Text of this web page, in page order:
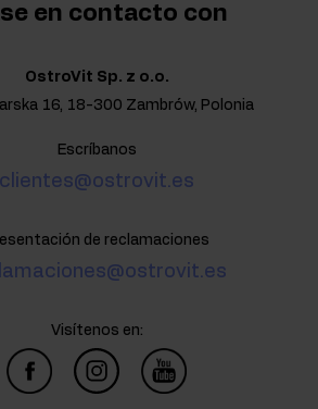
en contacto con
OstroVit Sp. z o.o.
16, 18-300 Zambrów, Polonia
Escríbanos
clientes@ostrovit.es
de reclamaciones
Visítenos en: